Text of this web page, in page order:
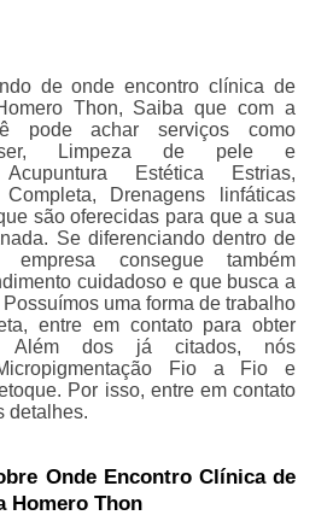
de onde encontro clínica de
Thon, Saiba que com a
pode achar serviços como
Limpeza de pele e
Acupuntura Estética Estrias,
Drenagens linfáticas
são oferecidas para que a sua
Se diferenciando dentro de
consegue também
cuidadoso e que busca a
uma forma de trabalho
entre em contato para obter
Além dos já citados, nós
Fio a Fio e
Por isso, entre em contato
detalhes.
Onde Encontro Clínica de
Homero Thon